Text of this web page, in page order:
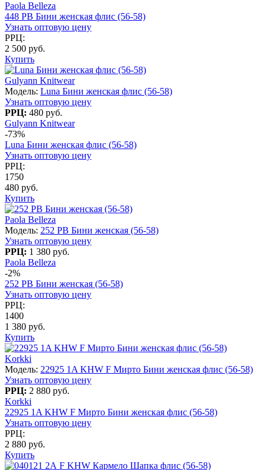
Paola Belleza
448 PB Бини женская флис (56-58)
Узнать оптовую цену
РРЦ:
2 500 руб.
Купить
Gulyann Knitwear
Модель: Luna Бини женская флис (56-58)
Узнать оптовую цену
РРЦ: 480 руб.
Gulyann Knitwear
-73%
Luna Бини женская флис (56-58)
Узнать оптовую цену
РРЦ:
1750
480 руб.
Купить
Paola Belleza
Модель: 252 PB Бини женская (56-58)
Узнать оптовую цену
РРЦ: 1 380 руб.
Paola Belleza
-2%
252 PB Бини женская (56-58)
Узнать оптовую цену
РРЦ:
1400
1 380 руб.
Купить
Korkki
Модель: 22925 1A KHW F Мирто Бини женская флис (56-58)
Узнать оптовую цену
РРЦ: 2 880 руб.
Korkki
22925 1A KHW F Мирто Бини женская флис (56-58)
Узнать оптовую цену
РРЦ:
2 880 руб.
Купить